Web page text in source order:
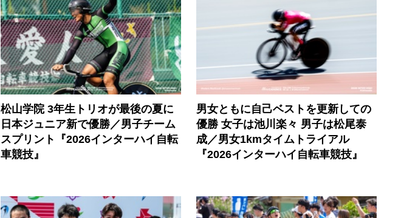
松山学院 3年生トリオが最後の夏に
日本ジュニア新で優勝／男子チーム
スプリント『2026インターハイ自転
車競技』
男女ともに自己ベストを更新しての
優勝 女子は池川楽々 男子は松尾泰
成／男女1kmタイムトライアル
『2026インターハイ自転車競技』